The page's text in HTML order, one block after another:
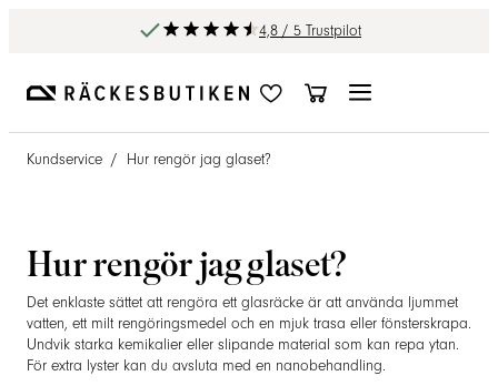
4,8 / 5 Trustpilot
Kundservice / Hur rengör jag glaset?
Hur rengör jag glaset?
Det enklaste sättet att rengöra ett glasräcke är att använda ljummet
vatten, ett milt rengöringsmedel och en mjuk trasa eller fönsterskrapa.
Undvik starka kemikalier eller slipande material som kan repa ytan.
För extra lyster kan du avsluta med en nanobehandling.